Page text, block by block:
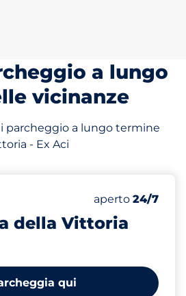
a lungo
vicinanze
parcheggio a lungo termine
- Ex Aci
della Vittoria
Numero di posti
Posti totali
Sabato
aperto 24/7
qui